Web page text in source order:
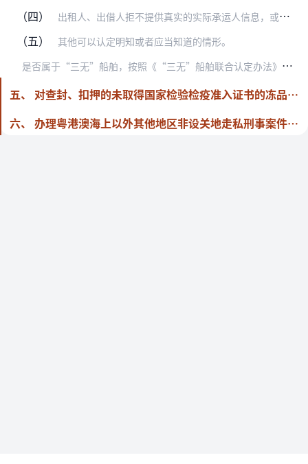
（四） 出租人、出借人拒不提供真实的实际承运人信息，或者提供虚假的实际承运人信息的；
（五） 其他可以认定明知或者应当知道的情形。
是
否属于“三无”船舶，按照《“三无”船舶联合认定办法》（署缉发〔2021〕88号印发）规定认定。
五、 对查封、扣押的未取得国家检验检疫准入证书的冻品，走私犯罪事实已基本查清的，在做好拍照、录像、称量、勘验、检查等证据固定工作和保留样本后，依照《罚没走私冻品处置办法（试行）》（署缉发〔2015〕289号印发）和《海关总署财政部关于查获走私冻品由地方归口处置的通知》（署财函〔2019〕300号）规定，先行移交有关部门作无害化处理。
六、 办理粤港澳海上以外其他地区非设关地走私刑事案件，可以参照本意见的精神依法处理。